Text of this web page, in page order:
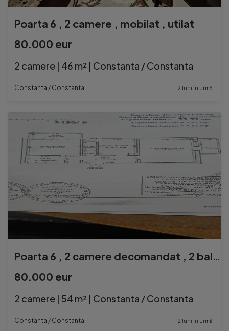
Poarta 6 , 2 camere , mobilat , utilat
80.000 eur
2 camere | 46 m² | Constanta / Constanta
Constanta / Constanta 2 luni în urmă
Poarta 6 , 2 camere decomandat , 2 balcoane
80.000 eur
2 camere | 54 m² | Constanta / Constanta
Constanta / Constanta 2 luni în urmă